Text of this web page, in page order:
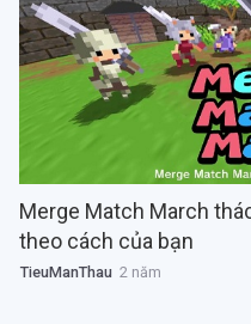
Merge Match March
theo cách của bạn
TieuManThau 2 năm